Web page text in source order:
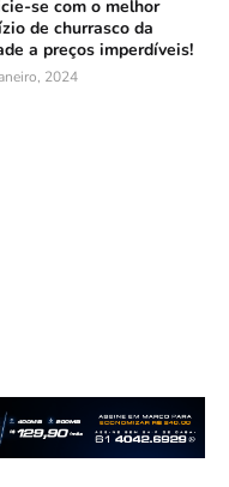
se com o melhor
de churrasco da
a preços imperdíveis!
2024